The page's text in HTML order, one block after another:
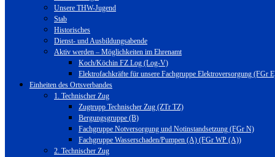
Unsere THW-Jugend
Stab
Historisches
Dienst- und Ausbildungsabende
Aktiv werden – Möglichkeiten im Ehrenamt
Koch/Köchin FZ Log (Log-V)
Elektrofachkräfte für unsere Fachgruppe Elektroversorgung (FGr
Einheiten des Ortsverbandes
1. Technischer Zug
Zugtrupp Technischer Zug (ZTr TZ)
Bergungsgruppe (B)
Fachgruppe Notversorgung und Notinstandsetzung (FGr N)
Fachgruppe Wasserschaden/Pumpen (A) (FGr WP (A))
2. Technischer Zug